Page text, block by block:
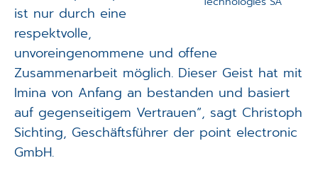
ist nur durch eine
respektvolle,
unvoreingenommene und offene
Zusammenarbeit möglich. Dieser Geist hat mit
Imina von Anfang an bestanden und basiert
auf gegenseitigem Vertrauen“, sagt Christoph
Sichting, Geschäftsführer der point electronic
GmbH.